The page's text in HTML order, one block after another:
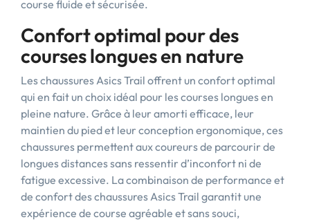
course fluide et sécurisée.
Confort optimal pour des
courses longues en nature
Les chaussures Asics Trail offrent un confort optimal
qui en fait un choix idéal pour les courses longues en
pleine nature. Grâce à leur amorti efficace, leur
maintien du pied et leur conception ergonomique, ces
chaussures permettent aux coureurs de parcourir de
longues distances sans ressentir d’inconfort ni de
fatigue excessive. La combinaison de performance et
de confort des chaussures Asics Trail garantit une
expérience de course agréable et sans souci,